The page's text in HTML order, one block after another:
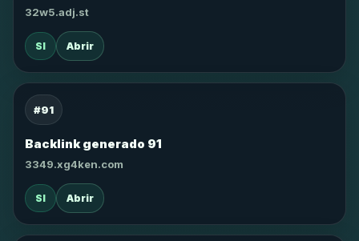
32w5.adj.st
SI Abrir
#91
Backlink generado 91
3349.xg4ken.com
SI Abrir